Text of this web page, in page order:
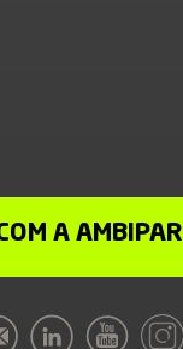
A AMBIPAR